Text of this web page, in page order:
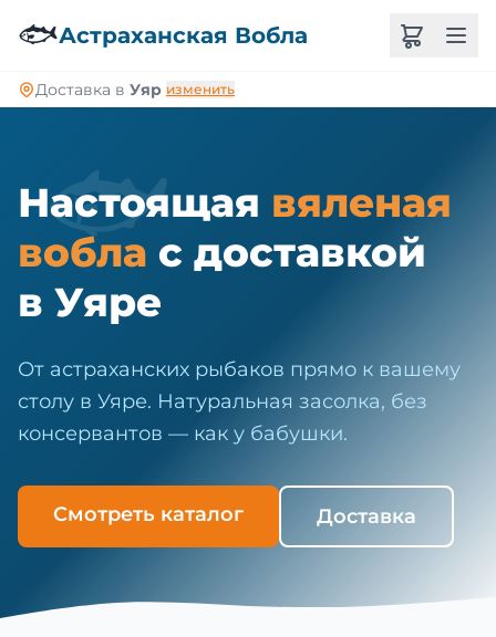
🐟Астраханская Вобла
Доставка в Уяр изменить
🐟
Настоящая вяленая
вобла с доставкой
в Уяре
От астраханских рыбаков прямо к вашему
столу в Уяре. Натуральная засолка, без
консервантов — как у бабушки.
Смотреть каталог Доставка